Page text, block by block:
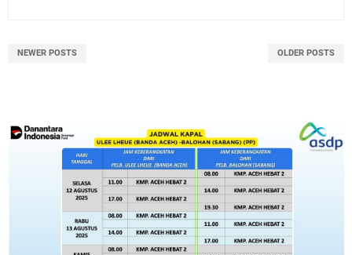
NEWER POSTS OLDER POSTS